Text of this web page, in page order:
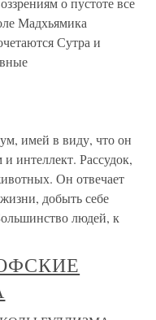
Мадхьямика
Сутра и
имей в виду, что он
интеллект. Рассудок,
Он отвечает
добыть себе
людей, к